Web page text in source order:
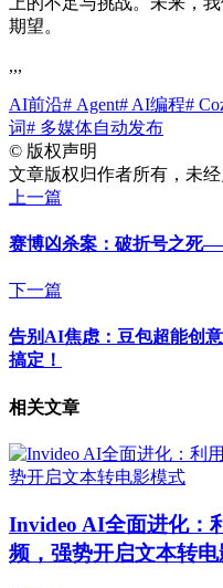
期望。
,,,
AI前沿# Agent# AI编程#
词# 多媒体自动发布
© 版权声明
文章版权归作者所有，未经
上一篇
赛博凶杀案：破折号之死
下一篇
告别AI焦虑：豆包超能创
搞定！
相关文章
Invideo AI全面进化：
频，强势开启文本转